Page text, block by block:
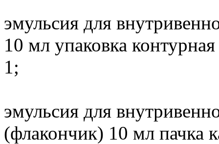
эмульсия для
10 мл упаковка
1;
эмульсия для
(флакончик) 10 мл пачка